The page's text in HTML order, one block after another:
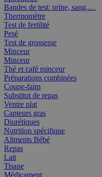
Bandes de test: urine, sang,....
Thermomètre
Test de fertilité
Pesé
Test de grossesse
Minceur
Minceur
Thé et café minceur
Préparations combinées
Coupe-faim
Substitut de repas
Ventre plat
Capteurs gras
Diurétiques
Nutrition spécifique
Aliments Bébé
Repas
Lait
Tisane
Médicament